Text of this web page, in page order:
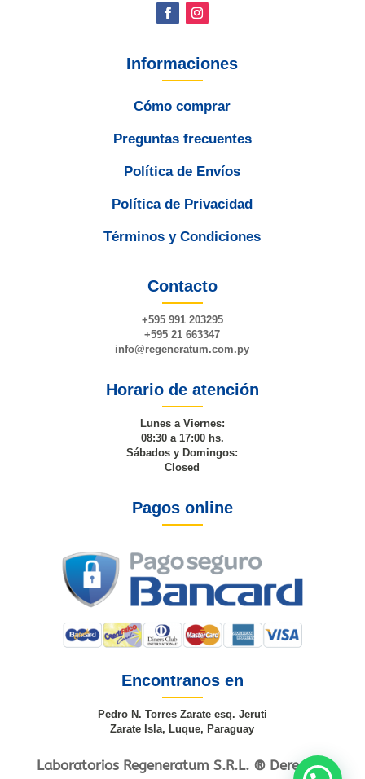
Informaciones
Cómo comprar
Preguntas frecuentes
Política de Envíos
Política de Privacidad
Términos y Condiciones
Contacto
+595 991 203295
+595 21 663347
info@regeneratum.com.py
Horario de atención
Lunes a Viernes:
08:30 a 17:00 hs.
Sábados y Domingos:
Closed
Pagos online
Encontranos en
Pedro N. Torres Zarate esq. Jeruti
Zarate Isla, Luque, Paraguay
Laboratorios Regeneratum S.R.L. ® Derechos